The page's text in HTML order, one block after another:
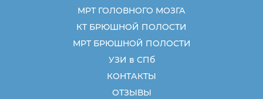
МРТ ГОЛОВНОГО МОЗГА
КТ БРЮШНОЙ ПОЛОСТИ
МРТ БРЮШНОЙ ПОЛОСТИ
УЗИ в СПб
КОНТАКТЫ
ОТЗЫВЫ